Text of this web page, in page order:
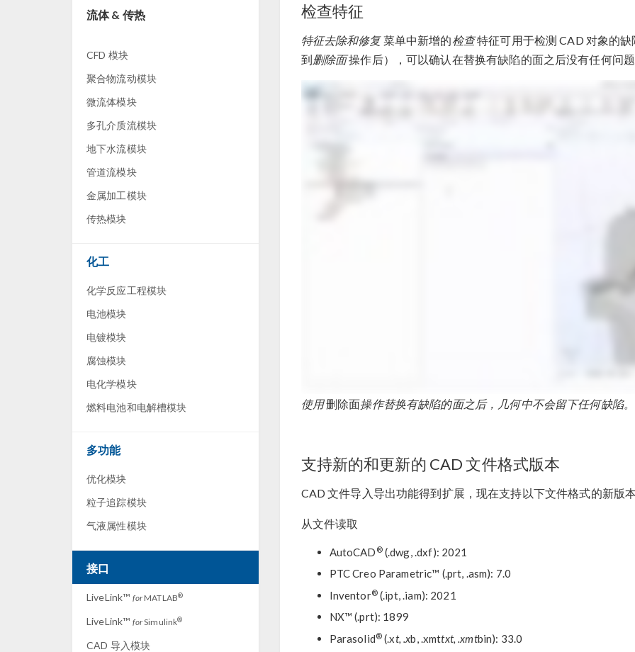
流体 & 传热
CFD 模块
聚合物流动模块
微流体模块
多孔介质流模块
地下水流模块
管道流模块
金属加工模块
传热模块
化工
化学反应工程模块
电池模块
电镀模块
腐蚀模块
电化学模块
燃料电池和电解槽模块
多功能
优化模块
粒子追踪模块
气液属性模块
接口
LiveLink™ forMATLAB®
LiveLink™ forSimulink®
CAD 导入模块
检查特征
特征去除和修复菜单中新增的检查特征可用于检测 CAD 对象的
到删除面操作后），可以确认在替换有缺陷的面之后没有任何问
使用删除面操作替换有缺陷的面之后，几何中不会留下任何缺陷。
支持新的和更新的 CAD 文件格式版本
CAD 文件导入导出功能得到扩展，现在支持以下文件格式的新版
从文件读取
AutoCAD ®(.dwg, .dxf): 2021
PTC Creo Parametric™ (.prt, .asm): 7.0
Inventor®(.ipt, .iam): 2021
NX™ (.prt): 1899
Parasolid® (.xt, .xb, .xmttxt, .xmtbin): 33.0